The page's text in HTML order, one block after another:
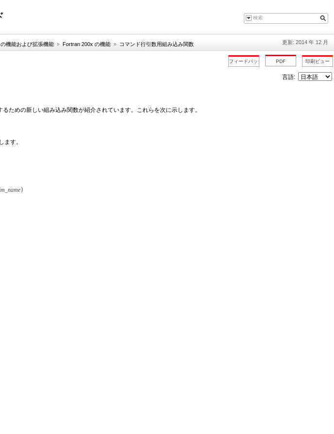
機能および拡張機能 » Fortran 200x の機能 » コマンド行引数用組み込み関数 更新: 2014 年 12 月
言語:
ための新しい組み込み関数が紹介されています。これらを次に示します。
ます。
)